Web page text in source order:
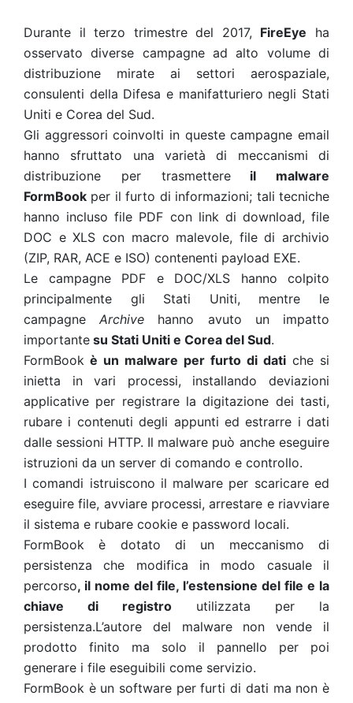
Durante il terzo trimestre del 2017, FireEye ha
osservato diverse campagne ad alto volume di
distribuzione mirate ai settori aerospaziale,
consulenti della Difesa e manifatturiero negli Stati
Uniti e Corea del Sud.
Gli aggressori coinvolti in queste campagne email
hanno sfruttato una varietà di meccanismi di
distribuzione per trasmettereil malware
FormBook per il furto di informazioni; tali tecniche
hanno incluso file PDF con link di download, file
DOC e XLS con macro malevole, file di archivio
(ZIP, RAR, ACE e ISO) contenenti payload EXE.
Le campagne PDF e DOC/XLS hanno colpito
principalmente gli Stati Uniti, mentre le
campagneArchive hanno avuto un impatto
importante su Stati Uniti e Corea del Sud.
FormBook è un malware per furto di dati che si
inietta in vari processi, installando deviazioni
applicative per registrare la digitazione dei tasti,
rubare i contenuti degli appunti ed estrarre i dati
dalle sessioni HTTP. Il malware può anche eseguire
istruzioni da un server di comando e controllo.
I comandi istruiscono il malware per scaricare ed
eseguire file, avviare processi, arrestare e riavviare
il sistema e rubare cookie e password locali.
FormBook è dotato di un meccanismo di
persistenza che modifica in modo casuale il
percorso, il nome del file, l’estensione del file e la
chiave di registro utilizzata per la
persistenza.L’autore del malware non vende il
prodotto finito ma solo il pannello per poi
generare i file eseguibili come servizio.
FormBook è un software per furti di dati ma non è